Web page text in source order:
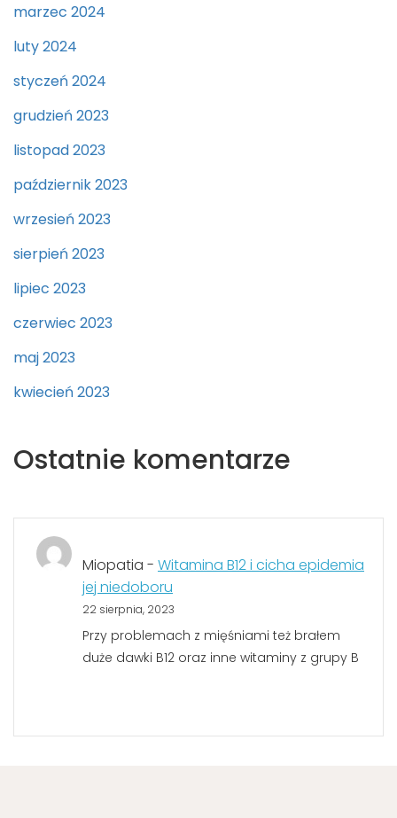
marzec 2024
luty 2024
styczeń 2024
grudzień 2023
listopad 2023
październik 2023
wrzesień 2023
sierpień 2023
lipiec 2023
czerwiec 2023
maj 2023
kwiecień 2023
Ostatnie komentarze
Miopatia - Witamina B12 i cicha epidemia
jej niedoboru
22 sierpnia, 2023
Przy problemach z mięśniami też brałem
duże dawki B12 oraz inne witaminy z grupy B